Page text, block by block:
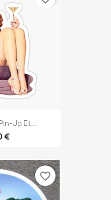
Up Et...
€
favorite_border